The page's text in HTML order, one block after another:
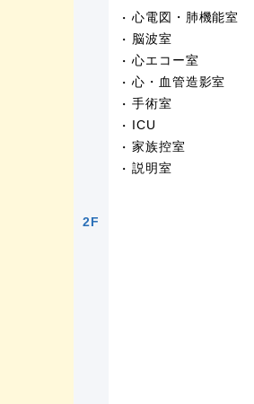
2F
心電図・肺機能室
脳波室
心エコー室
心・血管造影室
手術室
ICU
家族控室
説明室